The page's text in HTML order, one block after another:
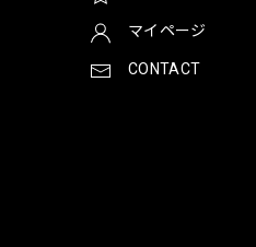
マイページ
CONTACT